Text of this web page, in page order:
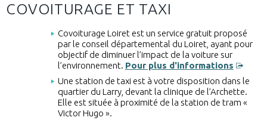
COVOITURAGE ET TAXI
Covoiturage Loiret est un service gratuit proposé
par le conseil départemental du Loiret, ayant pour
objectif de diminuer l’impact de la voiture sur
l’environnement. Pour plus d'informations
Une station de taxi est à votre disposition dans le
quartier du Larry, devant la clinique de l’Archette.
Elle est située à proximité de la station de tram «
Victor Hugo ».